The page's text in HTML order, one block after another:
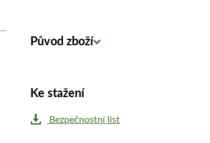
Původ zboží
Ke stažení
Bezpečnostní list